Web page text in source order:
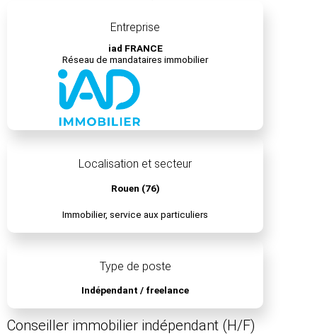
Entreprise
iad FRANCE
Réseau de mandataires immobilier
Localisation et secteur
Rouen (76)
Immobilier, service aux particuliers
Type de poste
Indépendant / freelance
Conseiller immobilier indépendant (H/F)